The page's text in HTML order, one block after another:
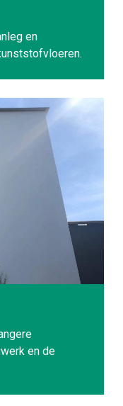
en
en de